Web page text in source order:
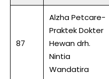
87
Alzha Petcare-
Praktek Dokter
Hewan drh.
Nintia
Wandatira